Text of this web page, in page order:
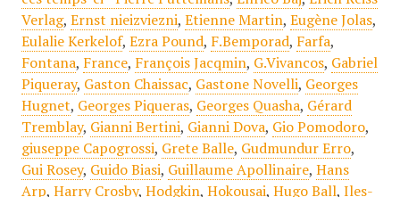
Verlag, Ernst nieizviezni, Etienne Martin, Eugène Jolas,
Eulalie Kerkelof, Ezra Pound, F.Bemporad, Farfa,
Fontana, France, François Jacqmin, G.Vivancos, Gabriel
Piqueray, Gaston Chaissac, Gastone Novelli, Georges
Hugnet, Georges Piqueras, Georges Quasha, Gérard
Tremblay, Gianni Bertini, Gianni Dova, Gio Pomodoro,
giuseppe Capogrossi, Grete Balle, Gudmundur Erro,
Gui Rosey, Guido Biasi, Guillaume Apollinaire, Hans
Arp, Harry Crosby, Hodgkin, Hokousai, Hugo Ball, Iles-